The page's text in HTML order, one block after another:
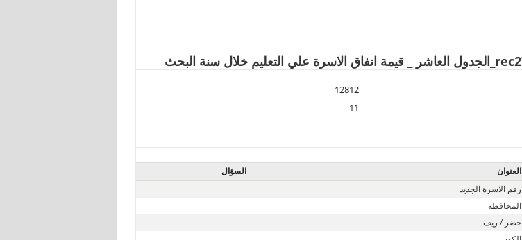
12812
11
العنوان
السؤال
رقم الاسرة الجديد
المحافظة
حضر / ريف